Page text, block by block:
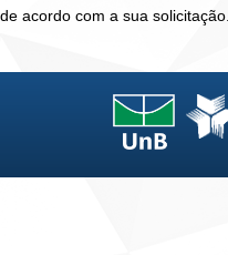
acordo com a sua solicitação.